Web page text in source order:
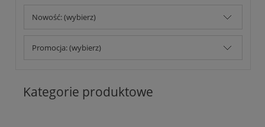
Nowość: (wybierz)
Promocja: (wybierz)
Kategorie produktowe